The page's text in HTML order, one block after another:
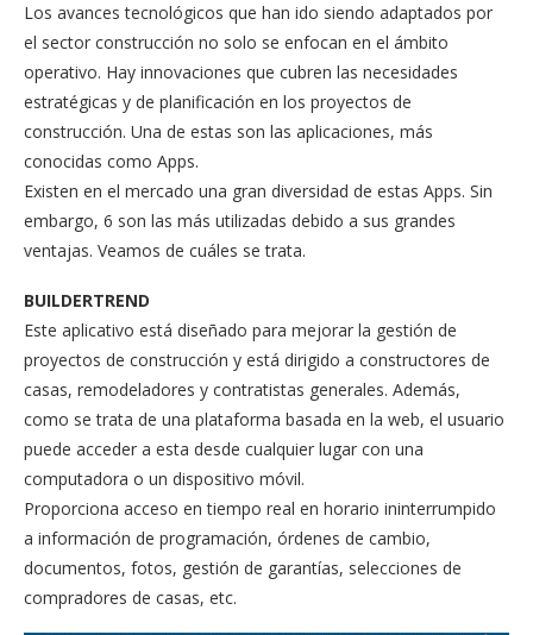
Los avances tecnológicos que han ido siendo adaptados por
el sector construcción no solo se enfocan en el ámbito
operativo. Hay innovaciones que cubren las necesidades
estratégicas y de planificación en los proyectos de
construcción. Una de estas son las aplicaciones, más
conocidas como Apps.
Existen en el mercado una gran diversidad de estas Apps. Sin
embargo, 6 son las más utilizadas debido a sus grandes
ventajas. Veamos de cuáles se trata.
BUILDERTREND
Este aplicativo está diseñado para mejorar la gestión de
proyectos de construcción y está dirigido a constructores de
casas, remodeladores y contratistas generales. Además,
como se trata de una plataforma basada en la web, el usuario
puede acceder a esta desde cualquier lugar con una
computadora o un dispositivo móvil.
Proporciona acceso en tiempo real en horario ininterrumpido
a información de programación, órdenes de cambio,
documentos, fotos, gestión de garantías, selecciones de
compradores de casas, etc.